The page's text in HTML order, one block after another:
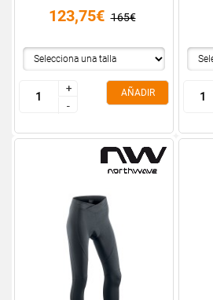
123,75€ 165€
+
-
+
-
AÑADIR